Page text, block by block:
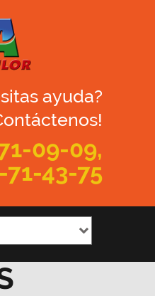
ayuda?
09-09,
71-43-75